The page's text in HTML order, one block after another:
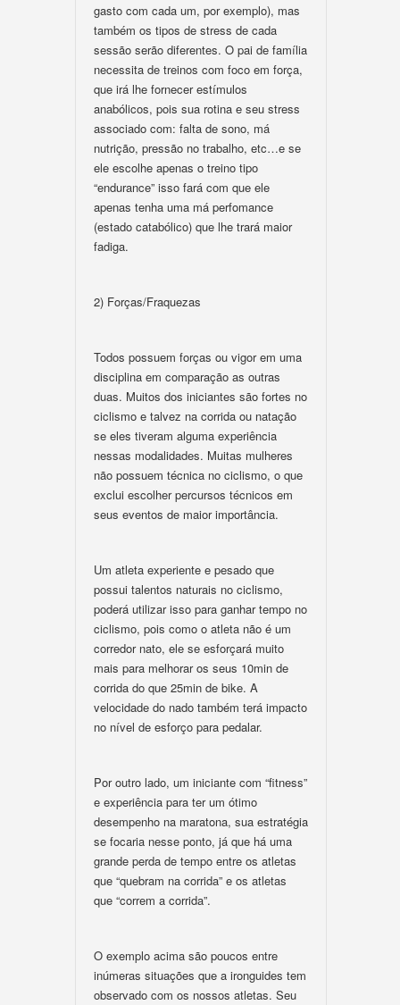
gasto com cada um, por exemplo), mas
também os tipos de stress de cada
sessão serão diferentes. O pai de família
necessita de treinos com foco em força,
que irá lhe fornecer estímulos
anabólicos, pois sua rotina e seu stress
associado com: falta de sono, má
nutrição, pressão no trabalho, etc…e se
ele escolhe apenas o treino tipo
“endurance” isso fará com que ele
apenas tenha uma má perfomance
(estado catabólico) que lhe trará maior
fadiga.
2) Forças/Fraquezas
Todos possuem forças ou vigor em uma
disciplina em comparação as outras
duas. Muitos dos iniciantes são fortes no
ciclismo e talvez na corrida ou natação
se eles tiveram alguma experiência
nessas modalidades. Muitas mulheres
não possuem técnica no ciclismo, o que
exclui escolher percursos técnicos em
seus eventos de maior importância.
Um atleta experiente e pesado que
possui talentos naturais no ciclismo,
poderá utilizar isso para ganhar tempo no
ciclismo, pois como o atleta não é um
corredor nato, ele se esforçará muito
mais para melhorar os seus 10min de
corrida do que 25min de bike. A
velocidade do nado também terá impacto
no nível de esforço para pedalar.
Por outro lado, um iniciante com “fitness”
e experiência para ter um ótimo
desempenho na maratona, sua estratégia
se focaria nesse ponto, já que há uma
grande perda de tempo entre os atletas
que “quebram na corrida” e os atletas
que “correm a corrida”.
O exemplo acima são poucos entre
inúmeras situações que a ironguides tem
observado com os nossos atletas. Seu